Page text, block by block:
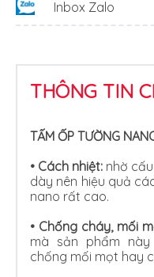
Inbox Zalo
THÔNG TIN
TẤM ỐP TƯỜNG
• Cách nhiệt: nhờ
dày nên hiệu quả
nano rất cao.
• Chống cháy, mối
mà sản phẩm
chống mối mọt hay